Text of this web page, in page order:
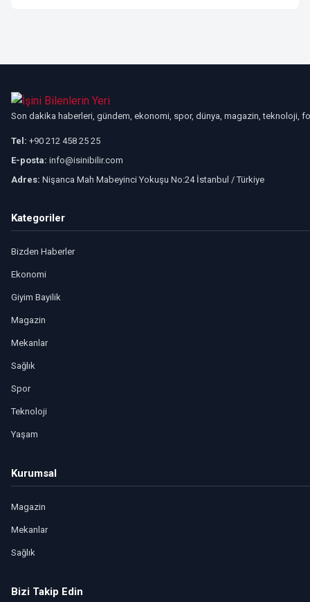
Son dakika haberleri, gündem, ekonomi, spor, dünya, magazin, teknoloji,
Tel: +90 212 458 25 25
E-posta: info@isinibilir.com
Adres: Nişanca Mah Mabeyinci Yokuşu No:24 İstanbul / Türkiye
Kategoriler
Bizden Haberler
Ekonomi
Giyim Bayilik
Magazin
Mekanlar
Sağlık
Spor
Teknoloji
Yaşam
Kurumsal
Magazin
Mekanlar
Sağlık
Bizi Takip Edin